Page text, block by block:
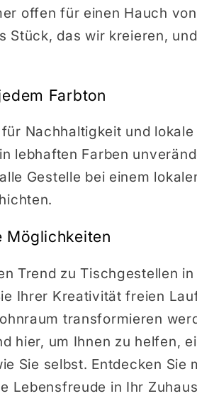
offen für einen Hauch
Stück, das wir kreieren,
Farbton
Nachhaltigkeit und
lebhaften Farben
Gestelle bei einem
Möglichkeiten
Trend zu Tischgestellen
Ihrer Kreativität freien
transformieren
hier, um Ihnen zu helfen,
Sie selbst. Entdecken Sie
Lebensfreude in Ihr